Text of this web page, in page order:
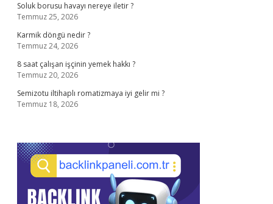
Soluk borusu havayı nereye iletir ?
Temmuz 25, 2026
Karmik döngü nedir ?
Temmuz 24, 2026
8 saat çalışan işçinin yemek hakkı ?
Temmuz 20, 2026
Semizotu iltihaplı romatizmaya iyi gelir mi ?
Temmuz 18, 2026